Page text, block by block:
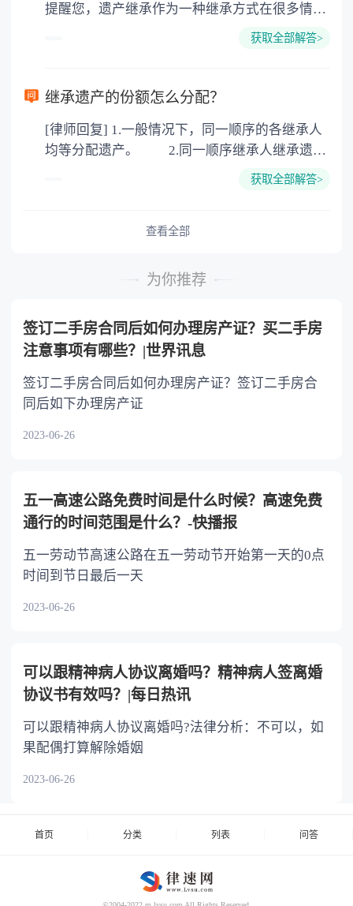
地增值税：按房价1%缴纳 5. 房屋产权登记费：
提醒您，遗产继承作为一种继承方式在很多情况
下都是不需要公证的，当然，如果需要公正的也
以防对财产继承发生纠纷，可以对遗产继承进行
公证。
获取全部解答>
继承遗产的份额怎么分配？
[律师回复] 1.一般情况下，同一顺序的各继承人
均等分配遗产。 2.同一顺序继承人继承遗产
或者与被继承人共同生活的继承人，分配遗产
的继承人，不尽扶养义务的，分配遗产时，应当
获取全部解答>
查看全部
为你推荐
签订二手房合同后如何办理房产证？买二手房
注意事项有哪些？|世界讯息
签订二手房合同后如何办理房产证？签订二手房合
同后如下办理房产证
2023-06-26
五一高速公路免费时间是什么时候？高速免费
通行的时间范围是什么？-快播报
五一劳动节高速公路在五一劳动节开始第一天的0点
时间到节日最后一天
2023-06-26
可以跟精神病人协议离婚吗？精神病人签离婚
协议书有效吗？|每日热讯
可以跟精神病人协议离婚吗?法律分析：不可以，如
果配偶打算解除婚姻
2023-06-26
首页 分类 列表 问答